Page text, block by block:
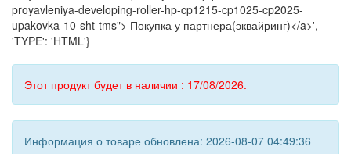
proyavleniya-developing-roller-hp-cp1215-cp1025-cp2025-
upakovka-10-sht-tms"> Покупка у партнера(эквайринг)</a>',
'TYPE': 'HTML'}
Этот продукт будет в наличии : 17/08/2026.
Информация о товаре обновлена: 2026-08-07 04:49:36